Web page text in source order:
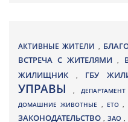
АКТИВНЫЕ ЖИТЕЛИ ,
ВСТРЕЧА С ЖИТЕЛЯМИ,
ЖИЛИЩНИК
, ГБУ
УПРАВЫ,
ДОМАШНИЕ ЖИВОТНЫЕ , ЕТО,
ЗАКОНОДАТЕЛЬСТВО , ЗАО ,